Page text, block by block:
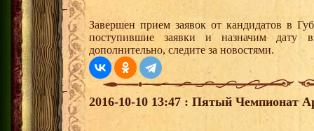
Завершен прием заявок от кандидатов в
поступившие заявки и назначим дату
дополнительно, следите за новостями.
2016-10-10 13:47 : Пятый Чемпионат